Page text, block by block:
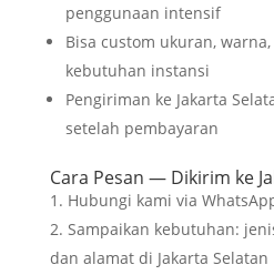
penggunaan intensif
Bisa custom ukuran,
kebutuhan instansi
Pengiriman ke Jakarta
setelah pembayaran
Cara Pesan — Dikirim ke
Hubungi kami via
Sampaikan kebutuhan:
dan alamat di Jakarta Selatan